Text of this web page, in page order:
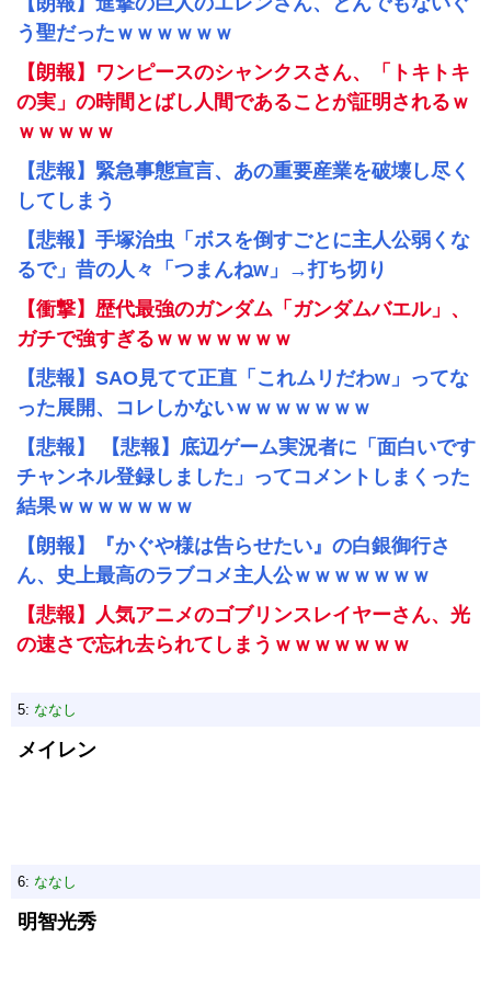
う聖だったｗｗｗｗｗｗ
【朗報】ワンピースのシャンクスさん、「トキトキ
の実」の時間とばし人間であることが証明されるｗ
ｗｗｗｗｗ
【悲報】緊急事態宣言、あの重要産業を破壊し尽く
してしまう
【悲報】手塚治虫「ボスを倒すごとに主人公弱くな
るで」昔の人々「つまんねw」→打ち切り
【衝撃】歴代最強のガンダム「ガンダムバエル」、
ガチで強すぎるｗｗｗｗｗｗｗ
【悲報】SAO見てて正直「これムリだわw」ってな
った展開、コレしかないｗｗｗｗｗｗｗ
【悲報】 【悲報】底辺ゲーム実況者に「面白いです
チャンネル登録しました」ってコメントしまくった
結果ｗｗｗｗｗｗｗ
【朗報】『かぐや様は告らせたい』の白銀御行さ
ん、史上最高のラブコメ主人公ｗｗｗｗｗｗｗ
【悲報】人気アニメのゴブリンスレイヤーさん、光
の速さで忘れ去られてしまうｗｗｗｗｗｗｗ
5: ななし
メイレン
6: ななし
明智光秀